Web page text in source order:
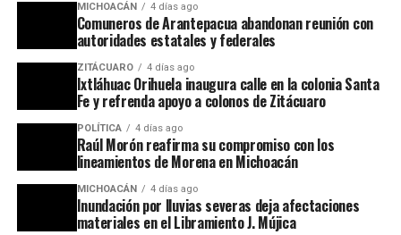
MICHOACÁN 4 días ago
Comuneros de Arantepacua abandonan reunión con
autoridades estatales y federales
ZITÁCUARO 4 días ago
Ixtláhuac Orihuela inaugura calle en la colonia Santa
Fe y refrenda apoyo a colonos de Zitácuaro
POLÍTICA 4 días ago
Raúl Morón reafirma su compromiso con los
lineamientos de Morena en Michoacán
MICHOACÁN 4 días ago
Inundación por lluvias severas deja afectaciones
materiales en el Libramiento J. Mújica